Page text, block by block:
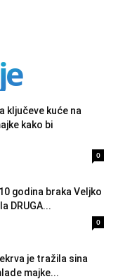
ključeve kuće na
kako bi
0
godina braka Veljko
DRUGA...
0
je tražila sina
majke...